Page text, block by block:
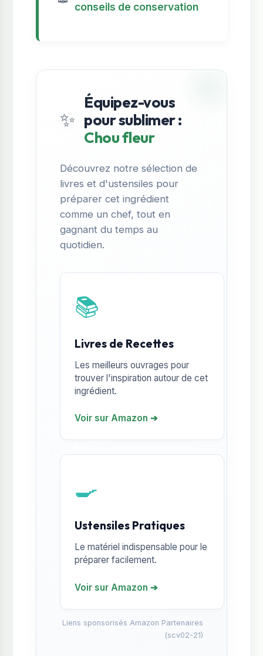
conseils de conservation
✨
Équipez-vous
pour sublimer :
Chou fleur
Découvrez notre sélection de
livres et d'ustensiles pour
préparer cet ingrédient
comme un chef, tout en
gagnant du temps au
quotidien.
📚
Livres de Recettes
Les meilleurs ouvrages pour
trouver l'inspiration autour de cet
ingrédient.
Voir sur Amazon ➔
🍳
Ustensiles Pratiques
Le matériel indispensable pour le
préparer facilement.
Voir sur Amazon ➔
Liens sponsorisés Amazon Partenaires
(scv02-21)